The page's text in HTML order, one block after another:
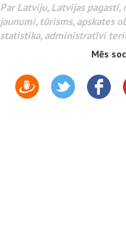
Par Latviju, Latvijas pagasti,
jaunumi, tūrisms, apskates
statistika, administratīvi
Mēs